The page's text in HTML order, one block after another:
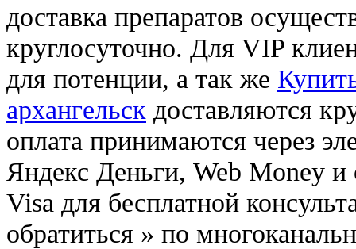
доставка препаратов
круглосуточно. Для VIP
для потенции, а так же
архангельск доставляются
оплата принимаются через
Яндекс Деньги, Web Money и
Visa для бесплатной
обратиться » по